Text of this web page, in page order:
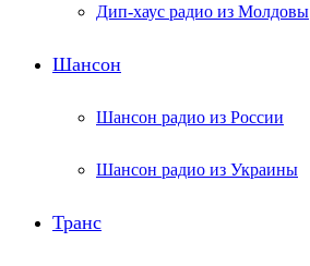
Дип-хаус радио из Молдовы
Шансон
Шансон радио из России
Шансон радио из Украины
Транс